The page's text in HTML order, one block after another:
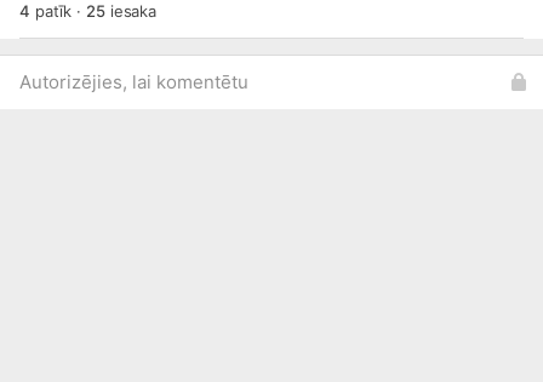
4 patīk · 25iesaka
Autorizējies, lai komentētu